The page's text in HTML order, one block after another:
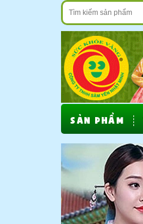
SẢN PHẨM